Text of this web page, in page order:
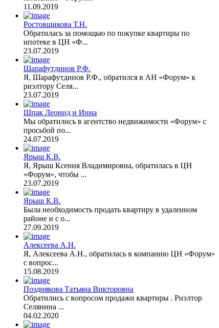
11.09.2019
Ростовщикова Т.Н.
Обратилась за помощью по покупке квартиры по
ипотеке в ЦН «Ф...
23.07.2019
Шарафутдинов Р.Ф.
Я, Шарафутдинов Р.Ф., обратился в АН «Форум» к
риэлтору Селя...
23.07.2019
Шпак Леонид и Инна
Мы обратились в агентство недвижимости «Форум» с
просьбой по...
24.07.2019
Ярыш К.В.
Я, Ярыш Ксения Владимировна, обратилась в ЦН
«Форум», чтобы ...
23.07.2019
Ярыш К.В.
Была необходимость продать квартиру в удаленном
районе и с о...
27.09.2019
Алексеева А.Н.
Я, Алексеева А.Н., обратилась в компанию ЦН «Форум»
с вопрос...
15.08.2019
Позднякова Татьяна Викторовна
Обратились с вопросом продажи квартиры . Риэлтор
Селянина ...
04.02.2020